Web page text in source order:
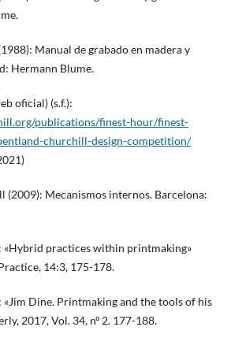
Manual de grabado en madera y
Hermann Blume.
oficial) (s.f.):
publications/finest-hour/finest-
churchill-design-competition/
(2009): Mecanismos internos. Barcelona:
«Hybrid practices within printmaking»
14:3, 175-178.
Dine. Printmaking and the tools of his
2017, Vol. 34, nº 2. 177-188.